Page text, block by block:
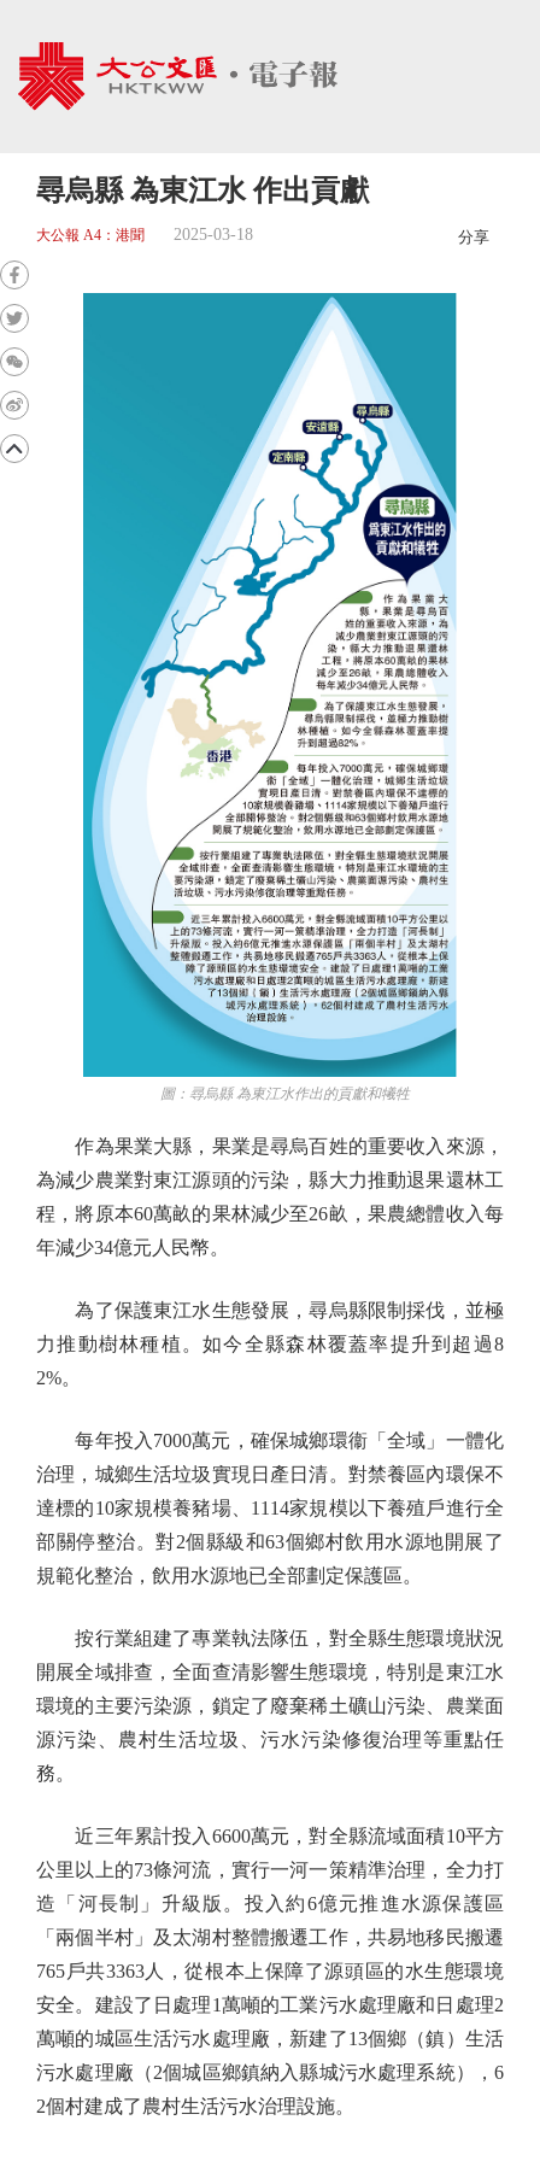
尋烏縣 為東江水 作出貢獻
大公報 A4：港聞 2025-03-18 分享
圖：尋烏縣 為東江水作出的貢獻和犧牲
作為果業大縣，果業是尋烏百姓的重要收入來源，
為減少農業對東江源頭的污染，縣大力推動退果還林工
程，將原本60萬畝的果林減少至26畝，果農總體收入每
年減少34億元人民幣。
為了保護東江水生態發展，尋烏縣限制採伐，並極
力推動樹林種植。如今全縣森林覆蓋率提升到超過8
2%。
每年投入7000萬元，確保城鄉環衞「全域」一體化
治理，城鄉生活垃圾實現日產日清。對禁養區內環保不
達標的10家規模養豬場、1114家規模以下養殖戶進行全
部關停整治。對2個縣級和63個鄉村飲用水源地開展了
規範化整治，飲用水源地已全部劃定保護區。
按行業組建了專業執法隊伍，對全縣生態環境狀況
開展全域排查，全面查清影響生態環境，特別是東江水
環境的主要污染源，鎖定了廢棄稀土礦山污染、農業面
源污染、農村生活垃圾、污水污染修復治理等重點任
務。
近三年累計投入6600萬元，對全縣流域面積10平方
公里以上的73條河流，實行一河一策精準治理，全力打
造「河長制」升級版。投入約6億元推進水源保護區
「兩個半村」及太湖村整體搬遷工作，共易地移民搬遷
765戶共3363人，從根本上保障了源頭區的水生態環境
安全。建設了日處理1萬噸的工業污水處理廠和日處理2
萬噸的城區生活污水處理廠，新建了13個鄉（鎮）生活
污水處理廠（2個城區鄉鎮納入縣城污水處理系統），6
2個村建成了農村生活污水治理設施。